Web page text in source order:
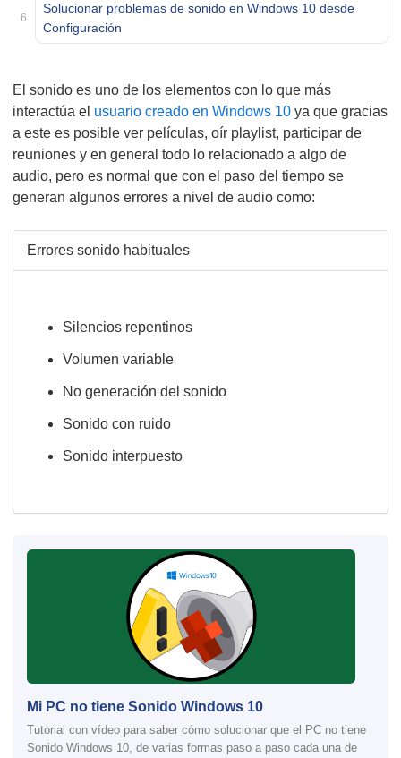
6
Solucionar problemas de sonido en Windows 10 desde
Configuración
El sonido es uno de los elementos con lo que más
interactúa el usuario creado en Windows 10 ya que gracias
a este es posible ver películas, oír playlist, participar de
reuniones y en general todo lo relacionado a algo de
audio, pero es normal que con el paso del tiempo se
generan algunos errores a nivel de audio como:
Errores sonido habituales
Silencios repentinos
Volumen variable
No generación del sonido
Sonido con ruido
Sonido interpuesto
Mi PC no tiene Sonido Windows 10
Tutorial con vídeo para saber cómo solucionar que el PC no tiene
Sonido Windows 10, de varias formas paso a paso cada una de